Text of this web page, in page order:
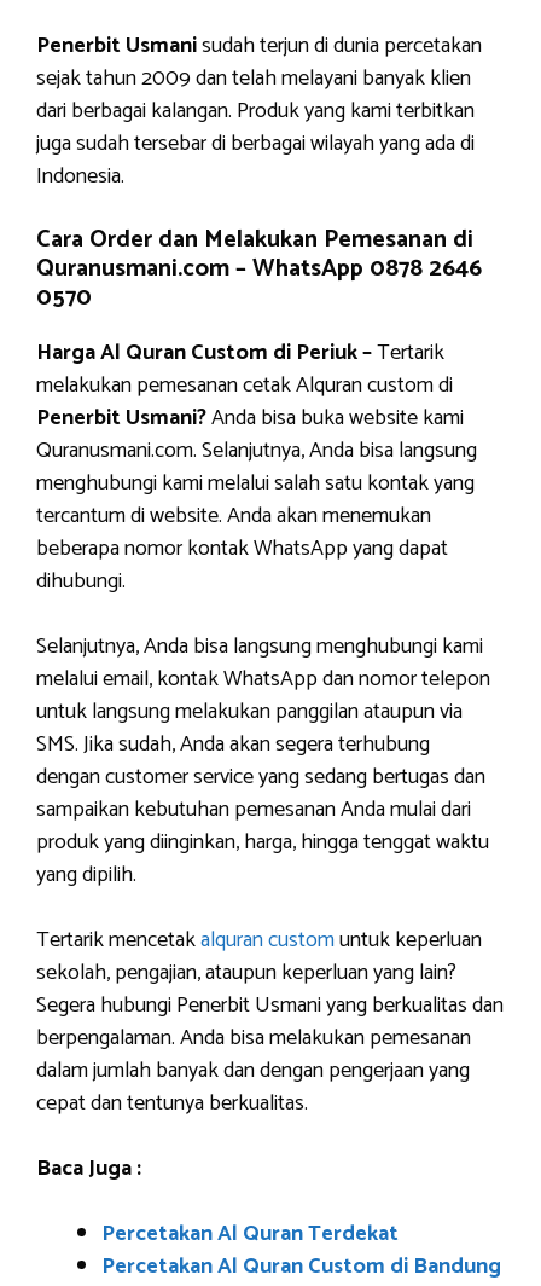
Penerbit Usmanisudah terjun di dunia percetakan
sejak tahun 2009 dan telah melayani banyak klien
dari berbagai kalangan. Produk yang kami terbitkan
juga sudah tersebar di berbagai wilayah yang ada di
Indonesia.
Cara Order dan Melakukan Pemesanan di
Quranusmani.com –WhatsApp 0878 2646
0570
Harga Al Quran Custom di Periuk –Tertarik
melakukan pemesanan cetak Alquran custom di
Penerbit Usmani?Anda bisa buka website kami
Quranusmani.com. Selanjutnya, Anda bisa langsung
menghubungi kami melalui salah satu kontak yang
tercantum di website. Anda akan menemukan
beberapa nomor kontak WhatsApp yang dapat
dihubungi.
Selanjutnya, Anda bisa langsung menghubungi kami
melalui email, kontak WhatsApp dan nomor telepon
untuk langsung melakukan panggilan ataupun via
SMS. Jika sudah, Anda akan segera terhubung
dengan customer service yang sedang bertugas dan
sampaikan kebutuhan pemesanan Anda mulai dari
produk yang diinginkan, harga, hingga tenggat waktu
yang dipilih.
Tertarik mencetakalquran customuntuk keperluan
sekolah, pengajian, ataupun keperluan yang lain?
Segera hubungi Penerbit Usmani yang berkualitas dan
berpengalaman. Anda bisa melakukan pemesanan
dalam jumlah banyak dan dengan pengerjaan yang
cepat dan tentunya berkualitas.
Baca Juga :
Percetakan Al Quran Terdekat
Percetakan Al Quran Custom di Bandung